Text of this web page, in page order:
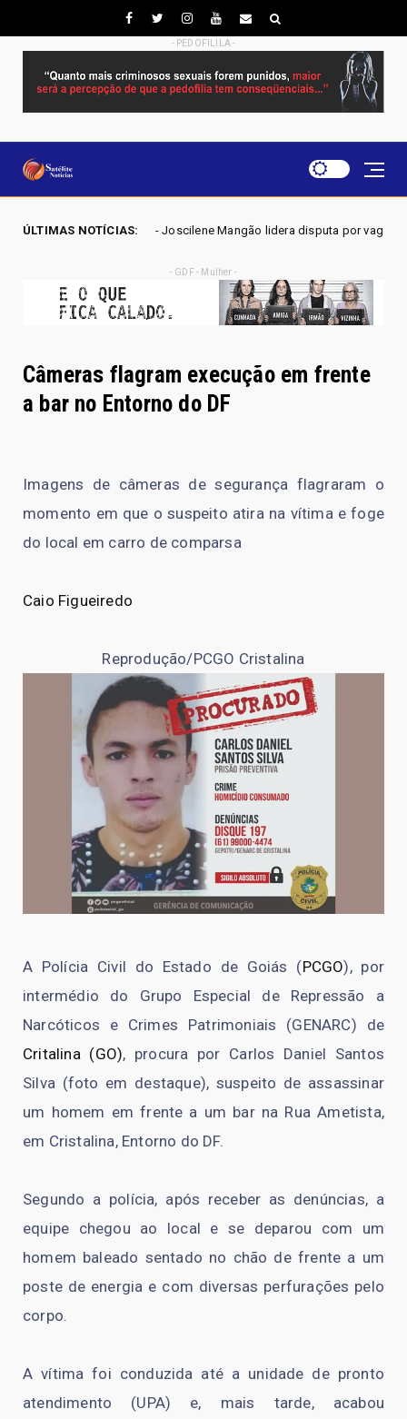
- PEDOFILILA -
ÚLTIMAS NOTÍCIAS:
- Joscilene Mangão lidera disputa por vaga na Alego em Novo Gama,
- GDF - Mulher -
Câmeras flagram execução em frente
a bar no Entorno do DF
Imagens de câmeras de segurança flagraram o
momento em que o suspeito atira na vítima e foge
do local em carro de comparsa
Caio Figueiredo
Reprodução/PCGO Cristalina
A Polícia Civil do Estado de Goiás (PCGO), por
intermédio do Grupo Especial de Repressão a
Narcóticos e Crimes Patrimoniais (GENARC) de
Critalina (GO), procura por Carlos Daniel Santos
Silva (foto em destaque), suspeito de assassinar
um homem em frente a um bar na Rua Ametista,
em Cristalina, Entorno do DF.
Segundo a polícia, após receber as denúncias, a
equipe chegou ao local e se deparou com um
homem baleado sentado no chão de frente a um
poste de energia e com diversas perfurações pelo
corpo.
A vítima foi conduzida até a unidade de pronto
atendimento (UPA) e, mais tarde, acabou